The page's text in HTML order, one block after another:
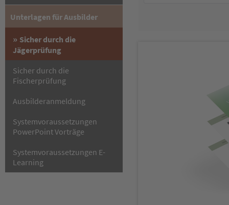
Unterlagen für Ausbilder
Sicher durch die
Jägerprüfung
Sicher durch die
Fischerprüfung
Ausbilderanmeldung
Systemvoraussetzungen
PowerPoint Vorträge
Systemvoraussetzungen E-
Learning